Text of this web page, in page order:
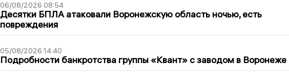
06/08/2026 08:54
Десятки БПЛА атаковали Воронежскую область ночью, есть
повреждения
05/08/2026 14:40
Подробности банкротства группы «Квант» с заводом в Воронеже